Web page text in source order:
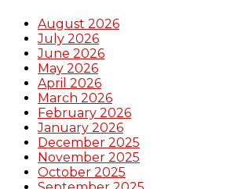
August 2026
July 2026
June 2026
May 2026
April 2026
March 2026
February 2026
January 2026
December 2025
November 2025
October 2025